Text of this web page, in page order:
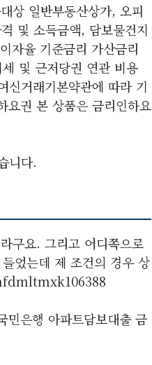
상 일반부동산상가, 오피
및 소득금액, 담보물건지
자율 기준금리 가산금리
및 근저당권 연관 비용
신거래기본약관에 따라 기
요권 본 상품은 금리인하요
니다.
구요. 그리고 어디쪽으로
었는데 제 조건의 경우 상
민은행 아파트담보대출 금